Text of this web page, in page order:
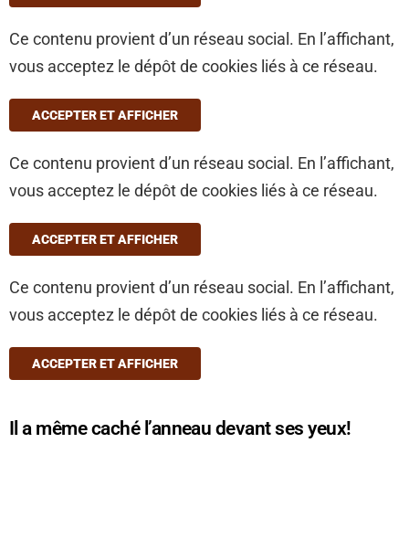
Ce contenu provient d’un réseau social. En l’affichant,
vous acceptez le dépôt de cookies liés à ce réseau.
ACCEPTER ET AFFICHER
Ce contenu provient d’un réseau social. En l’affichant,
vous acceptez le dépôt de cookies liés à ce réseau.
ACCEPTER ET AFFICHER
Ce contenu provient d’un réseau social. En l’affichant,
vous acceptez le dépôt de cookies liés à ce réseau.
ACCEPTER ET AFFICHER
Il a même caché l’anneau devant ses yeux!